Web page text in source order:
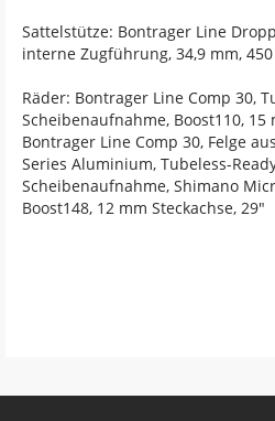
Sattelstütze: Bontrager Line
interne Zugführung, 34,9 mm,
Räder: Bontrager Line Comp 30,
Scheibenaufnahme, Boost110, 15
Bontrager Line Comp 30, Felge
Series Aluminium, Tubeless-
Scheibenaufnahme, Shimano
Boost148, 12 mm Steckachse, 29"